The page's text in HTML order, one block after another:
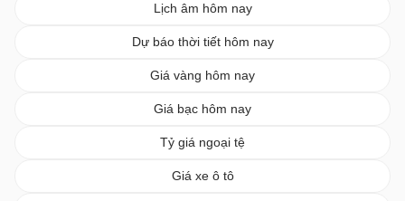
Lịch âm hôm nay
Dự báo thời tiết hôm nay
Giá vàng hôm nay
Giá bạc hôm nay
Tỷ giá ngoại tệ
Giá xe ô tô